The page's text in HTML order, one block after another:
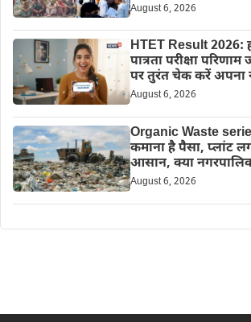
August 6, 2026
HTET Result 2026:
पात्रता परीक्षा
पर तुरंत चेक करें अपना
August 6, 2026
Organic Waste
कमाना है पैसा, प्लांट
आसान, क्या
August 6, 2026